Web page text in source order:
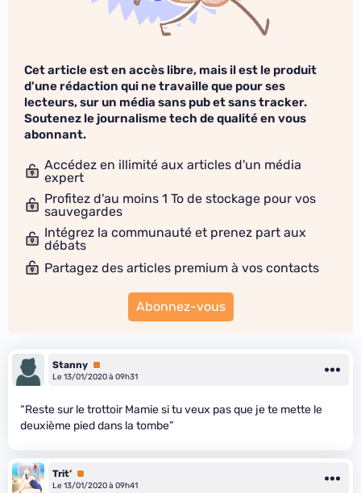
Cet article est en accès libre, mais il est le produit
d'une rédaction qui ne travaille que pour ses
lecteurs, sur un média sans pub et sans tracker.
Soutenez le journalisme tech de qualité en vous
abonnant.
Accédez en illimité aux articles d'un média
expert
Profitez d'au moins 1 To de stockage pour vos
sauvegardes
Intégrez la communauté et prenez part aux
débats
Partagez des articles premium à vos contacts
Abonnez-vous
Stanny Premium
Le 13/01/2020 à 09h31
“Reste sur le trottoir Mamie si tu veux pas que je te mette le
deuxième pied dans la tombe”
Trit’ Premium
Le 13/01/2020 à 09h41